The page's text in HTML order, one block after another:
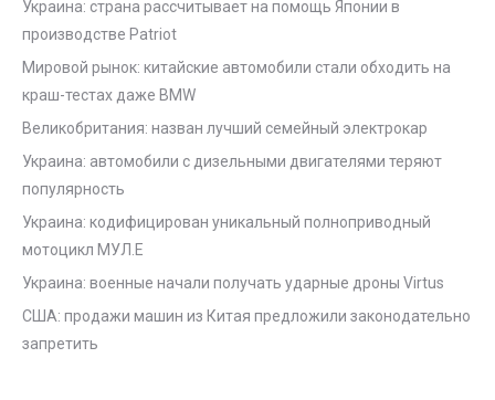
Украина: страна рассчитывает на помощь Японии в
производстве Patriot
Мировой рынок: китайские автомобили стали обходить на
краш-тестах даже BMW
Великобритания: назван лучший семейный электрокар
Украина: автомобили с дизельными двигателями теряют
популярность
Украина: кодифицирован уникальный полноприводный
мотоцикл МУЛ.Е
Украина: военные начали получать ударные дроны Virtus
США: продажи машин из Китая предложили законодательно
запретить